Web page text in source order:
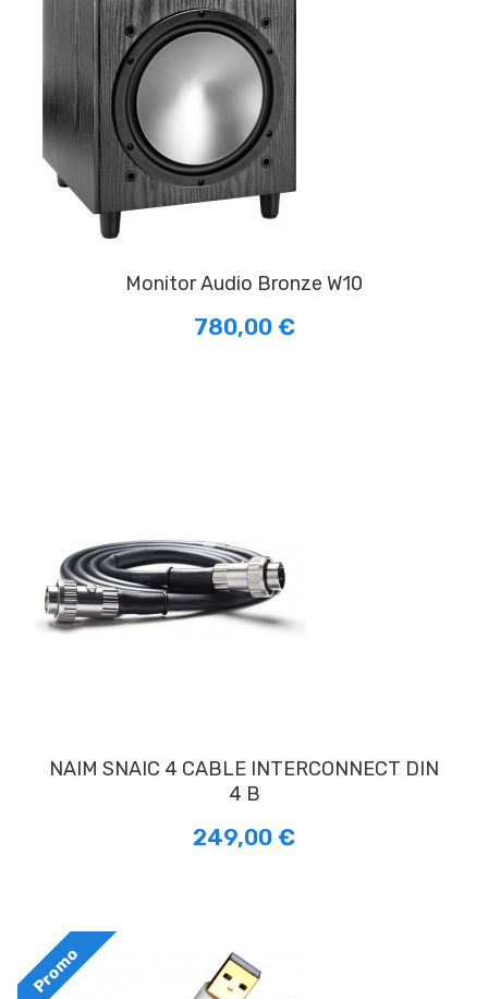
Monitor Audio Bronze W10
780,00 €
NAIM SNAIC 4 CABLE INTERCONNECT DIN
4 B
249,00 €
Promo